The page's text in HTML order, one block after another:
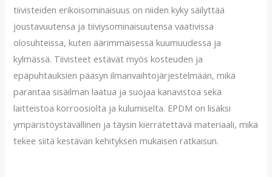
tiivisteiden erikoisominaisuus on niiden kyky säilyttää
joustavuutensa ja tiiviysominaisuutensa vaativissa
olosuhteissa, kuten äärimmäisessä kuumuudessa ja
kylmässä. Tiivisteet estävät myös kosteuden ja
epäpuhtauksien pääsyn ilmanvaihtojärjestelmään, mikä
parantaa sisäilman laatua ja suojaa kanavistoa sekä
laitteistoa korroosiolta ja kulumiselta. EPDM on lisäksi
ympäristöystävällinen ja täysin kierrätettävä materiaali, mikä
tekee siitä kestävän kehityksen mukaisen ratkaisun.